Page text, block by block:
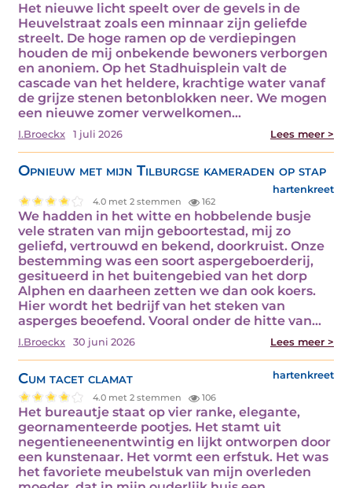
Het nieuwe licht speelt over de gevels in de
Heuvelstraat zoals een minnaar zijn geliefde
streelt. De hoge ramen op de verdiepingen
houden de mij onbekende bewoners verborgen
en anoniem. Op het Stadhuisplein valt de
cascade van het heldere, krachtige water vanaf
de grijze stenen betonblokken neer. We mogen
een nieuwe zomer verwelkomen…
I.Broeckx 1 juli 2026 Lees meer >
Opnieuw met mijn Tilburgse kameraden op stap
hartenkreet
4.0 met 2 stemmen 162
We hadden in het witte en hobbelende busje
vele straten van mijn geboortestad, mij zo
geliefd, vertrouwd en bekend, doorkruist. Onze
bestemming was een soort aspergeboerderij,
gesitueerd in het buitengebied van het dorp
Alphen en daarheen zetten we dan ook koers.
Hier wordt het bedrijf van het steken van
asperges beoefend. Vooral onder de hitte van…
I.Broeckx 30 juni 2026 Lees meer >
Cum tacet clamat hartenkreet
4.0 met 2 stemmen 106
Het bureautje staat op vier ranke, elegante,
geornamenteerde pootjes. Het stamt uit
negentieneenentwintig en lijkt ontworpen door
een kunstenaar. Het vormt een erfstuk. Het was
het favoriete meubelstuk van mijn overleden